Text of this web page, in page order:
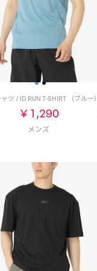
ツ / ID RUN T-SHIRT （ブルー）
￥1,290